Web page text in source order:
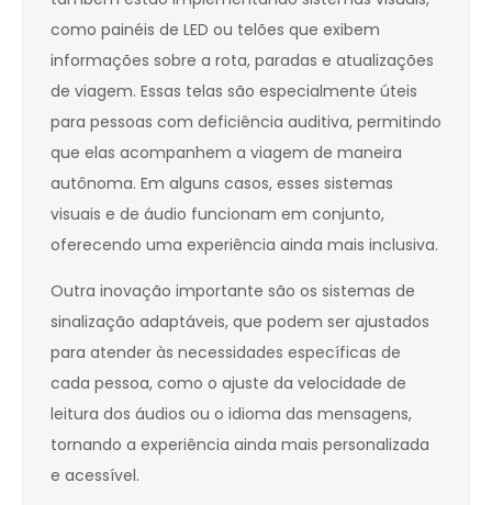
como painéis de LED ou telões que exibem
informações sobre a rota, paradas e atualizações
de viagem. Essas telas são especialmente úteis
para pessoas com deficiência auditiva, permitindo
que elas acompanhem a viagem de maneira
autônoma. Em alguns casos, esses sistemas
visuais e de áudio funcionam em conjunto,
oferecendo uma experiência ainda mais inclusiva.
Outra inovação importante são os sistemas de
sinalização adaptáveis, que podem ser ajustados
para atender às necessidades específicas de
cada pessoa, como o ajuste da velocidade de
leitura dos áudios ou o idioma das mensagens,
tornando a experiência ainda mais personalizada
e acessível.